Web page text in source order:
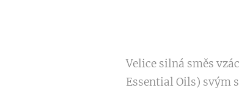
Velice silná směs
Essential Oils) svým